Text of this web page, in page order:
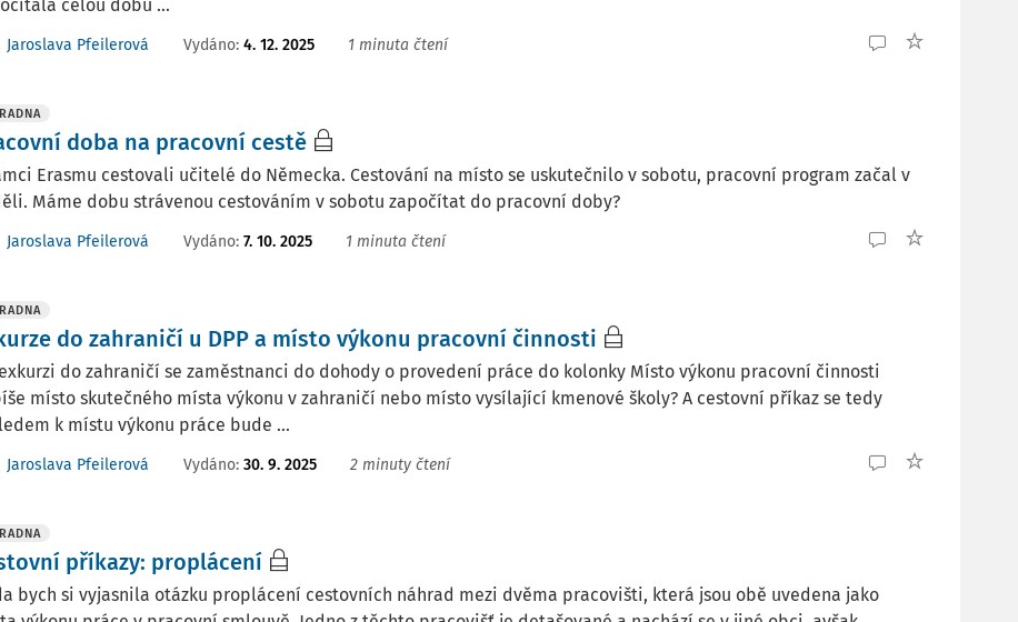
celou dobu ...
Jaroslava Pfeilerová Vydáno: 4. 12. 2025 1 minuta čtení
doba na pracovní cestě
Erasmu cestovali učitelé do Německa. Cestování na místo se uskutečnilo v sobotu, pracovní program začal v
Máme dobu strávenou cestováním v sobotu započítat do pracovní doby?
Jaroslava Pfeilerová Vydáno: 7. 10. 2025 1 minuta čtení
do zahraničí u DPP a místo výkonu pracovní činnosti
do zahraničí se zaměstnanci do dohody o provedení práce do kolonky Místo výkonu pracovní činnosti
místo skutečného místa výkonu v zahraničí nebo místo vysílající kmenové školy? A cestovní příkaz se tedy
k místu výkonu práce bude ...
Jaroslava Pfeilerová Vydáno: 30. 9. 2025 2 minuty čtení
příkazy: proplácení
bych si vyjasnila otázku proplácení cestovních náhrad mezi dvěma pracovišti, která jsou obě uvedena jako